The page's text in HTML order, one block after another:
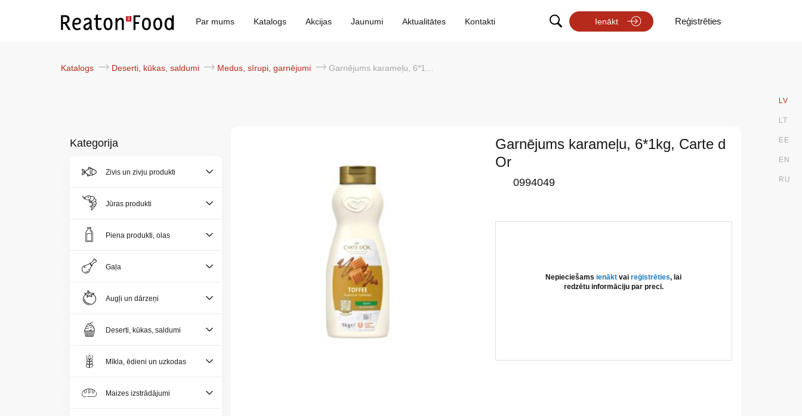
LV
LT
EE
EN
RU
Par mums Katalogs Akcijas Jaunumi Aktualitātes Kontakti Ienākt Reģistrēties
Katalogs Deserti, kūkas, saldumi Medus, sīrupi, garnējumi Garnējums karameļu, 6*1kg, Carte d Or
Kategorija
Zivis un zivju produkti
Jūras produkti
Piena produkti, olas
Gaļa
Augļi un dārzeņi
Deserti, kūkas, saldumi
Mīkla, ēdieni un uzkodas
Maizes izstrādājumi
Garnējums karameļu, 6*1kg, Carte d
Or
0994049
Nepieciešamsienākt vaireģistrēties, lai
redzētu informāciju par preci.